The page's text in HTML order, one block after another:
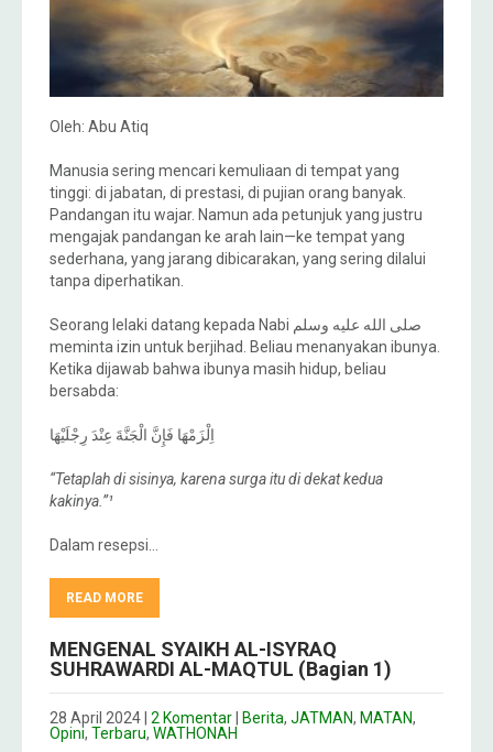
Oleh: Abu Atiq
Manusia sering mencari kemuliaan di tempat yang
tinggi: di jabatan, di prestasi, di pujian orang banyak.
Pandangan itu wajar. Namun ada petunjuk yang justru
mengajak pandangan ke arah lain—ke tempat yang
sederhana, yang jarang dibicarakan, yang sering dilalui
tanpa diperhatikan.
Seorang lelaki datang kepada Nabi صلى الله عليه وسلم
meminta izin untuk berjihad. Beliau menanyakan ibunya.
Ketika dijawab bahwa ibunya masih hidup, beliau
bersabda:
اِلْزَمْهَا فَإِنَّ الْجَنَّةَ عِنْدَ رِجْلَيْهَا
“Tetaplah di sisinya, karena surga itu di dekat kedua
kakinya.”¹
Dalam resepsi…
READ MORE
MENGENAL SYAIKH AL-ISYRAQ
SUHRAWARDI AL-MAQTUL (Bagian 1)
28 April 2024| 2 Komentar| Berita, JATMAN, MATAN,
Opini, Terbaru, WATHONAH